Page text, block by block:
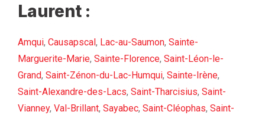
Laurent :
Amqui, Causapscal , Lac-au-Saumon, Sainte-
Marguerite-Marie, Sainte-Florence, Saint-Léon-le-
Grand, Saint-Zénon-du-Lac-Humqui, Sainte-Irène,
Saint-Alexandre-des-Lacs, Saint-Tharcisius, Saint-
Vianney, Val-Brillant, Sayabec, Saint-Cléophas, Saint-